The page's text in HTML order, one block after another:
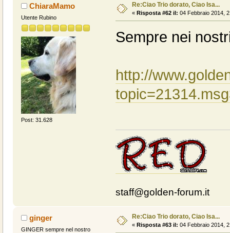
ChiaraMamo
Utente Rubino
Post: 31.628
Re:Ciao Trio dorato, Ciao Isa...
« Risposta #62 il: 04 Febbraio 2014,
Sempre nei
http://
staff@golden-forum.it
ginger
GINGER sempre nel nostro
Re:Ciao Trio dorato, Ciao Isa...
« Risposta #63 il: 04 Febbraio 2014,